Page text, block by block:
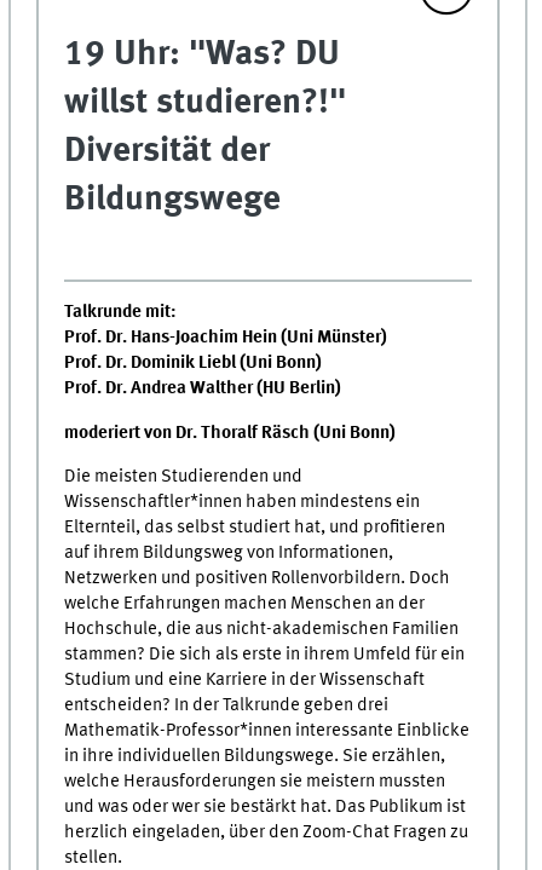
19 Uhr: "Was? DU
willst studieren?!"
Diversität der
Bildungswege
Talkrunde mit:
Prof. Dr. Hans-Joachim Hein (Uni Münster)
Prof. Dr. Dominik Liebl (Uni Bonn)
Prof. Dr. Andrea Walther (HU Berlin)
moderiert von Dr. Thoralf Räsch (Uni Bonn)
Die meisten Studierenden und
Wissenschaftler*innen haben mindestens ein
Elternteil, das selbst studiert hat, und profitieren
auf ihrem Bildungsweg von Informationen,
Netzwerken und positiven Rollenvorbildern. Doch
welche Erfahrungen machen Menschen an der
Hochschule, die aus nicht-akademischen Familien
stammen? Die sich als erste in ihrem Umfeld für ein
Studium und eine Karriere in der Wissenschaft
entscheiden? In der Talkrunde geben drei
Mathematik-Professor*innen interessante Einblicke
in ihre individuellen Bildungswege. Sie erzählen,
welche Herausforderungen sie meistern mussten
und was oder wer sie bestärkt hat. Das Publikum ist
herzlich eingeladen, über den Zoom-Chat Fragen zu
stellen.